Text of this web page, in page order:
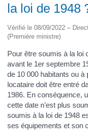
la loi de 1948
Vérifié le 08/09/2022 –
(Première ministre)
Pour être soumis à la loi
avant le 1er septembre
de 10 000 habitants ou
locataire doit être entré
1986. En conséquence,
cette date n’est plus
soumis à la loi de 1948
ses équipements et son